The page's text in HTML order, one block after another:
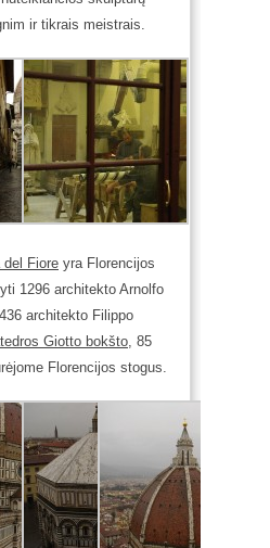
ir tikrais meistrais.
del Fiore yra Florencijos
1296 architekto Arnolfo
architekto Filippo
Giotto bokšto , 85
Florencijos stogus.